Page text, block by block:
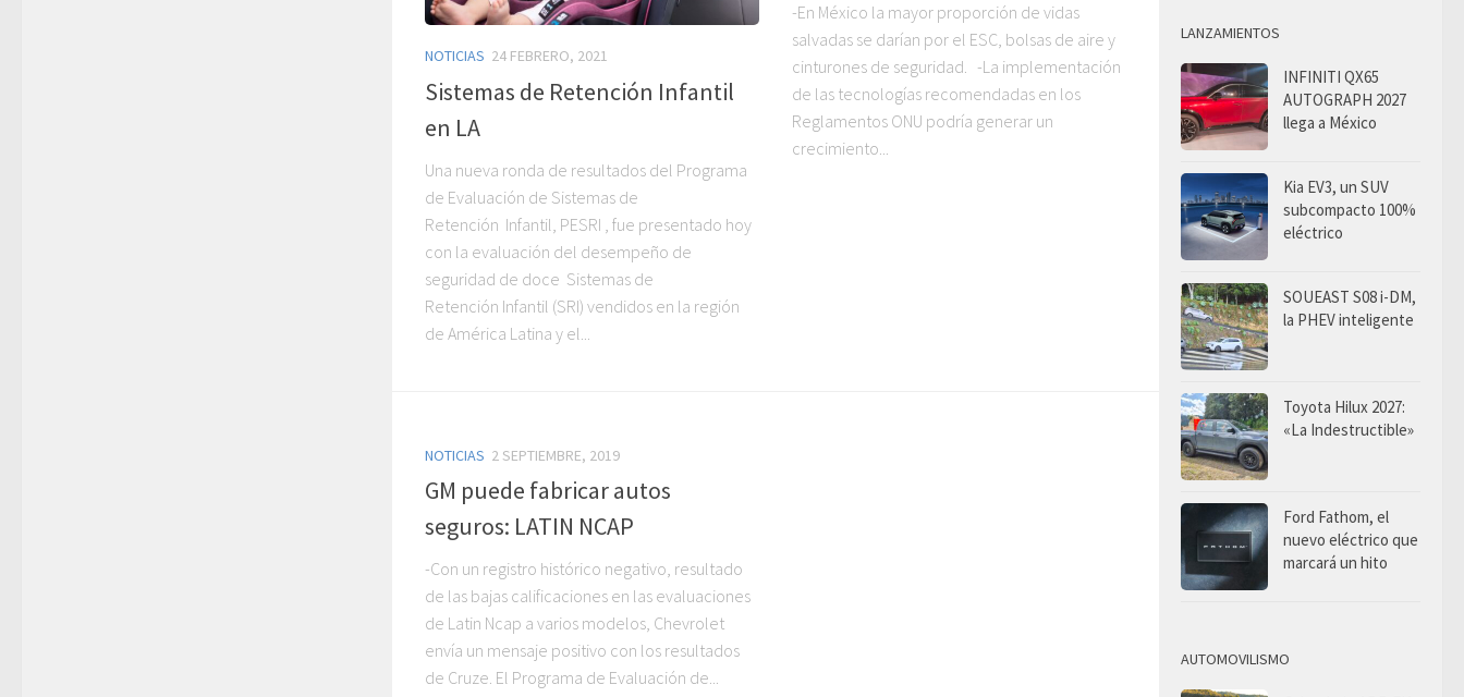
NOTICIAS 24 FEBRERO, 2021
Sistemas de Retención Infantil
en LA
Una nueva ronda de resultados del Programa
de Evaluación de Sistemas de
Retención Infantil, PESRI , fue presentado hoy
con la evaluación del desempeño de
seguridad de doce Sistemas de
Retención Infantil (SRI) vendidos en la región
de América Latina y el...
-En México la mayor proporción de vidas
salvadas se darían por el ESC, bolsas de aire y
cinturones de seguridad. -La implementación
de las tecnologías recomendadas en los
Reglamentos ONU podría generar un
crecimiento...
NOTICIAS 2 SEPTIEMBRE, 2019
GM puede fabricar autos
seguros: LATIN NCAP
-Con un registro histórico negativo, resultado
de las bajas calificaciones en las evaluaciones
de Latin Ncap a varios modelos, Chevrolet
envía un mensaje positivo con los resultados
de Cruze. El Programa de Evaluación de...
LANZAMIENTOS
INFINITI QX65
AUTOGRAPH 2027
llega a México
Kia EV3, un SUV
subcompacto 100%
eléctrico
SOUEAST S08 i-DM,
la PHEV inteligente
Toyota Hilux 2027:
«La Indestructible»
Ford Fathom, el
nuevo eléctrico que
marcará un hito
AUTOMOVILISMO